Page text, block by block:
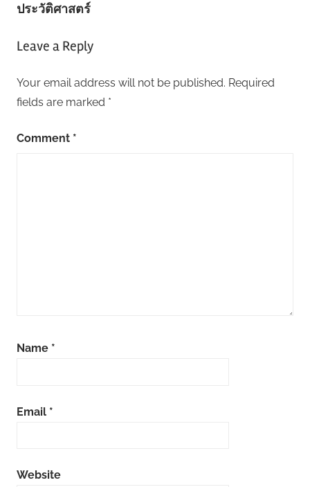
ประวัติศาสตร์
Leave a Reply
Your email address will not be published. Required
fields are marked *
Comment *
Name *
Email *
Website